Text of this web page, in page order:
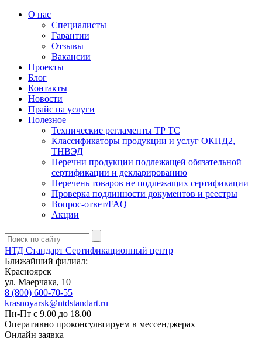
О нас
Специалисты
Гарантии
Отзывы
Вакансии
Проекты
Блог
Контакты
Новости
Прайс на услуги
Полезное
Технические регламенты ТР ТС
Классификаторы продукции и услуг ОКПД2,
ТНВЭД
Перечни продукции подлежащей обязательной
сертификации и декларированию
Перечень товаров не подлежащих сертификации
Проверка подлинности документов и реестры
Вопрос-ответ/FAQ
Акции
НТД Стандарт Сертификационный центр
Ближайший филиал:
Красноярск
ул. ​​​Маерчака, 10
8 (800) 600-70-55
krasnoyarsk@ntdstandart.ru
Пн-Пт с 9.00 до 18.00
Оперативно проконсультируем в мессенджерах
Онлайн заявка